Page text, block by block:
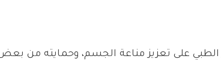
على تعزيز مناعة الجسم، وحمايته من